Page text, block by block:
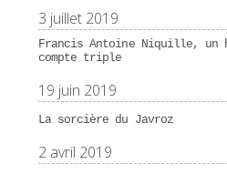
3 juillet 2019
Francis Antoine Niquille, un
compte triple
19 juin 2019
La sorcière du Javroz
2 avril 2019